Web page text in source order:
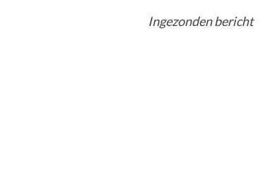
Ingezonden bericht